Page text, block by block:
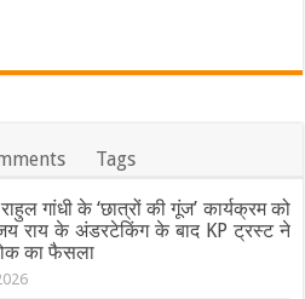
Tags
गांधी के ‘छात्रों की गूंज’ कार्यक्रम को
राय के अंडरटेकिंग के बाद KP ट्रस्ट ने
का फैसला